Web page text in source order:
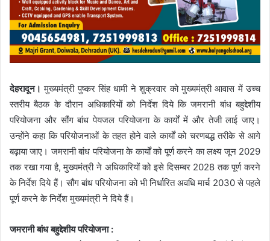
देहरादून। मुख्यमंत्री पुष्कर सिंह धामी ने शुक्रवार को मुख्यमंत्री आवास में उच्च
स्तरीय बैठक के दौरान अधिकारियों को निर्देश दिये कि जमरानी बांध बहुद्देशीय
परियोजना और सौंग बांध पेयजल परियोजना के कार्यों में और तेजी लाई जाए।
उन्होंने कहा कि परियोजनाओं के तहत होने वाले कार्यों को चरणबद्ध तरीके से आगे
बढ़ाया जाए। जमरानी बांध परियोजना के कार्यों को पूर्ण करने का लक्ष्य जून 2029
तक रखा गया है, मुख्यमंत्री ने अधिकारियों को इसे दिसम्बर 2028 तक पूर्ण करने
के निर्देश दिये हैं। सौंग बांध परियोजना को भी निर्धारित अवधि मार्च 2030 से पहले
पूर्ण करने के निर्देश मुख्यमंत्री ने दिये हैं।
जमरानी बांध बहुद्देशीय परियोजना :